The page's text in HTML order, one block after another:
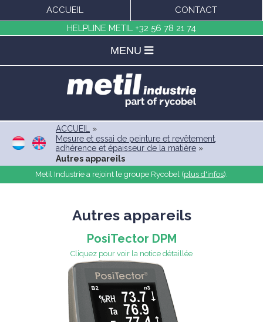
ACCUEIL
CONTACT
HELPLINE METIL +32 56 78 21 74
MENU
ACCUEIL
»
Mesure et essai de peinture et revêtement,
adhérence et épaisseur de la matière »
Autres appareils
Metil Industrie a rejoint le groupe Rycobel (plus d'infos).
Autres appareils
PosiTector DPM
Cliquez pour voir la notice détaillée